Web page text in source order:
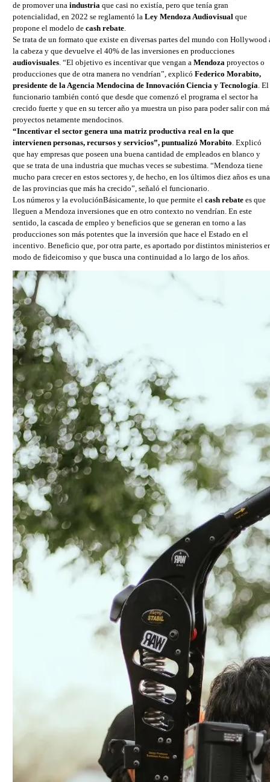
de promover una industria que casi no existía, pero que tenía gran
potencialidad, en 2022 se reglamentó la Ley Mendoza Audiovisual que
propone el modelo de cash rebate.
Se trata de un formato que existe en diversas partes del mundo con Hollywood
la cabeza y que devuelve el 40% de las inversiones en producciones
audiovisuales. “El objetivo es incentivar que vengan a Mendoza proyectos o
producciones que de otra manera no vendrían”, explicó Federico Morabito,
presidente de la Agencia Mendocina de Innovación Ciencia y Tecnología. El
funcionario también contó que desde que comenzó el programa el sector ha
crecido fuerte y que en su tercer año ya muestra un piso para poder salir con
proyectos netamente mendocinos.
“Incentivar el sector genera una matriz productiva real en la que
intervienen personas, recursos y servicios”, puntualizó Morabito. Explicó
que hay empresas que poseen una buena cantidad de empleados en blanco y
que se trata de una industria que muchas veces se subestima. “Mendoza tiene
mucho para crecer en estos sectores y, de hecho, en los últimos diez años es una
de las provincias que más ha crecido”, señaló el funcionario.
Los números y la evoluciónBásicamente, lo que permite el cash rebate es que
lleguen a Mendoza inversiones que en otro contexto no vendrían. En este
sentido, la cascada de empleo y beneficios que se generan en torno a las
producciones son más potentes que la inversión que hace el Estado en el
incentivo. Beneficio que, por otra parte, es aportado por distintos ministerios
modo de fideicomiso y que busca una continuidad a lo largo de los años.